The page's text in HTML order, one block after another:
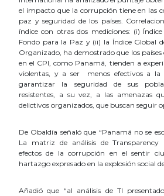
el impacto que la corrupción tiene en las
paz y seguridad de los países.
índice con otras dos mediciones: (i)
Fondo para la Paz y (ii) la Índice Global
Organizado, ha demostrado que los
en el CPI, como Panamá, tienden a
violentas, y a ser menos efectivos a la
garantizar la seguridad de sus
resistentes, a su vez, a las amenazas
delictivos organizados, que buscan seguir
De Obaldía señaló que “Panamá no se
La matriz de análisis de Transparency
efectos de la corrupción en el sentir
hartazgo expresado en la explosión social
Añadió que “al análisis de TI